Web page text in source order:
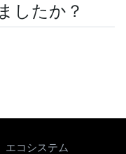
したか？
エコシステム